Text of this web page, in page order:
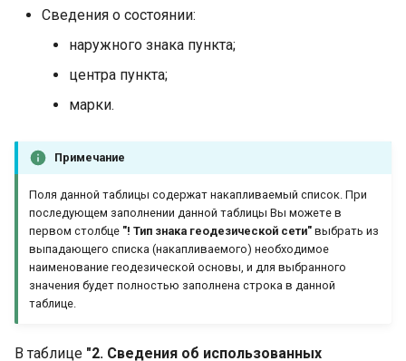
Сведения о состоянии:
наружного знака пункта;
центра пункта;
марки.
Примечание
Поля данной таблицы содержат накапливаемый список. При
последующем заполнении данной таблицы Вы можете в
первом столбце "! Тип знака геодезической сети" выбрать из
выпадающего списка (накапливаемого) необходимое
наименование геодезической основы, и для выбранного
значения будет полностью заполнена строка в данной
таблице.
В таблице "2. Сведения об использованных